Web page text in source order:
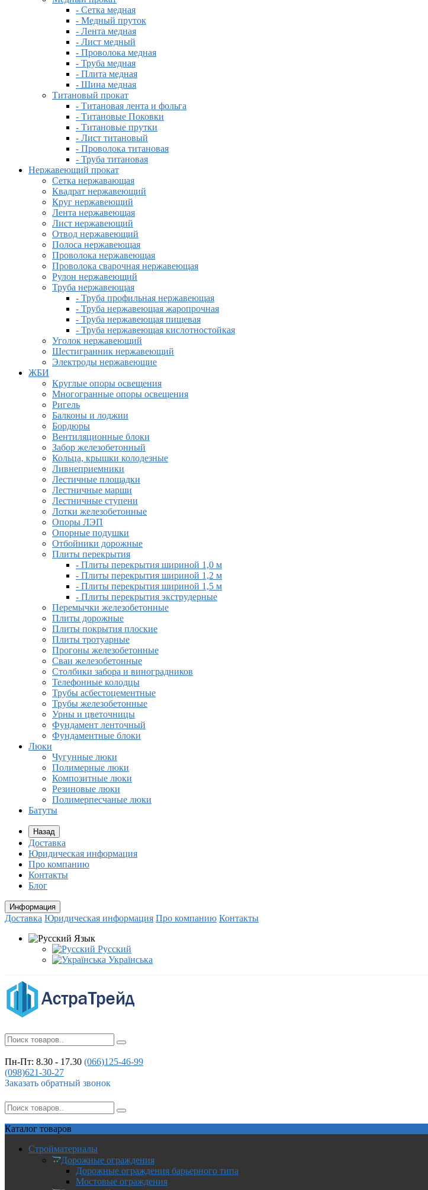
- Сетка медная
- Медный пруток
- Лента медная
- Лист медный
- Проволока медная
- Труба медная
- Плита медная
- Шина медная
Титановый прокат
- Титановая лента и фольга
- Титановые Поковки
- Титановые прутки
- Лист титановый
- Проволока титановая
- Труба титановая
Нержавеющий прокат
Сетка нержавающая
Квадрат нержавеющий
Круг нержавеющий
Лента нержавеющая
Лист нержавеющий
Отвод нержавеющий
Полоса нержавеющая
Проволока нержавеющая
Проволока сварочная нержавеющая
Рулон нержавеющий
Труба нержавеющая
- Труба профильная нержавеющая
- Труба нержавеющая жаропрочная
- Труба нержавеющая пищевая
- Труба нержавеющая кислотностойкая
Уголок нержавеющий
Шестигранник нержавеющий
Электроды нержавеющие
ЖБИ
Круглые опоры освещения
Многогранные опоры освещения
Ригель
Балконы и лоджии
Бордюры
Вентиляционные блоки
Забор железобетонный
Кольца, крышки колодезные
Ливнеприемники
Лестичные площадки
Лестничные марши
Лестничные ступени
Лотки железобетонные
Опоры ЛЭП
Опорные подушки
Отбойники дорожные
Плиты перекрытия
- Плиты перекрытия шириной 1,0 м
- Плиты перекрытия шириной 1,2 м
- Плиты перекрытия шириной 1,5 м
- Плиты перекрытия экструдерные
Перемычки железобетонные
Плиты дорожные
Плиты покрытия плоские
Плиты тротуарные
Прогоны железобетонные
Сваи железобетонные
Столбики забора и виноградников
Телефонные колодцы
Трубы асбестоцементные
Трубы железобетонные
Урны и цветочницы
Фундамент ленточный
Фундаментные блоки
Люки
Чугунные люки
Полимерные люки
Композитные люки
Резиновые люки
Полимерпесчаные люки
Батуты
Назад
Доставка
Юридическая информация
Про компанию
Контакты
Блог
Информация
Доставка Юридическая информация Про компанию Контакты
Язык
Русский
Українська
Пн-Пт: 8.30 - 17.30 (066)125-46-99
(098)621-30-27
Заказать обратный звонок
Каталог товаров
Стройматериалы
Дорожные ограждения
Дорожные ограждения барьерного типа
Мостовые ограждения